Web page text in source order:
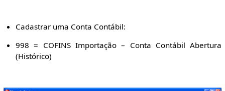
Cadastrar uma Conta Contábil:
998 = COFINS Importação – Conta Contábil Abertura
(Histórico)